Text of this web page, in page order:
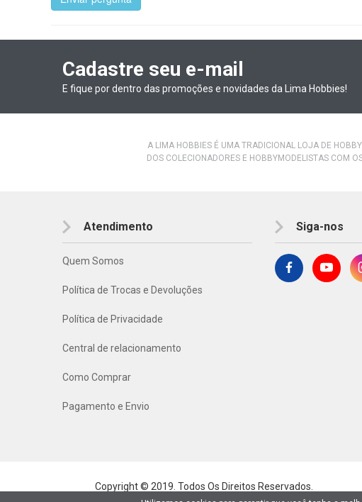
Cadastre seu e-mail
E fique por dentro das promoções e novidades da Lima Hobbies!
A LIMA HOBBIES É UMA TRADICIONAL LOJA DE
DOS COLECIONADORES E HOBBYMODELISTAS COM
Atendimento
Quem Somos
Política de Trocas e Devoluções
Política de Privacidade
Central de relacionamento
Como Comprar
Pagamento e Envio
Siga-nos
Copyright © 2019. Todos Os Direitos Reservados.